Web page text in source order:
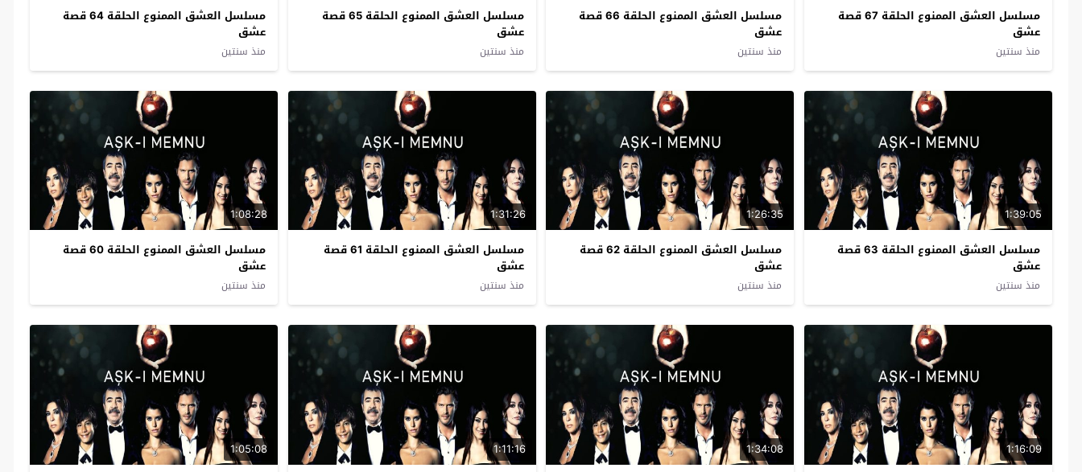
مسلسل العشق الممنوع الحلقة 67 قصة
عشق
منذ سنتين
مسلسل العشق الممنوع الحلقة 66 قصة
عشق
منذ سنتين
مسلسل العشق الممنوع الحلقة 65 قصة
عشق
منذ سنتين
مسلسل العشق الممنوع الحلقة 64 قصة
عشق
منذ سنتين
1:39:05
مسلسل العشق الممنوع الحلقة 63 قصة
عشق
منذ سنتين
1:26:35
مسلسل العشق الممنوع الحلقة 62 قصة
عشق
منذ سنتين
1:31:26
مسلسل العشق الممنوع الحلقة 61 قصة
عشق
منذ سنتين
1:08:28
مسلسل العشق الممنوع الحلقة 60 قصة
عشق
منذ سنتين
1:16:09
1:34:08
1:11:16
1:05:08